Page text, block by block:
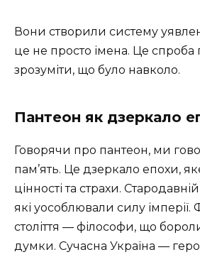
Вони створили систему
це не просто імена. Це спроба
зрозуміти, що було навколо.
Пантеон як дзеркало
Говорячи про пантеон, ми
пам’ять. Це дзеркало епохи,
цінності та страхи.
які уособлювали силу імперії.
століття — філософи, що
думки. Сучасна Україна —